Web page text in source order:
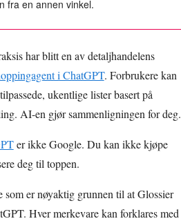
fra en annen vinkel.
har blitt en av detaljhandelens
i ChatGPT. Forbrukere kan
ukentlige lister basert på
AI-en gjør sammenligningen for deg.
er ikke Google. Du kan ikke kjøpe
deg til toppen.
er nøyaktig grunnen til at Glossier
Hver merkevare kan forklares med